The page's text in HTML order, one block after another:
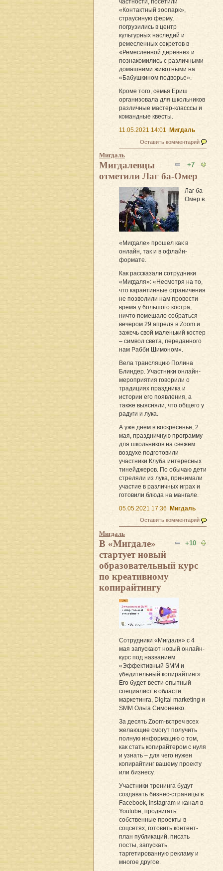
частности, посетили
«Контактный зоопарк»,
страусиную ферму,
погрузились в центр
культурных наследий и
ремесленных секретов в
«Ремесленной деревне» и
познакомились с различными
домашними животными на
«Бабушкином подворье».
Кроме того, семья Ериш
организовала для школьников
различные мастер-класссы и
командные квесты.
11.05.2021 14:01
Мигдаль
Оставить комментарий
Мигдаль
+7
Мигдалевцы
отметили Лаг ба-Омер
Лаг ба-
Омер в
«Мигдале» прошел как в
онлайн, так и в офлайн-
формате.
Как рассказали сотрудники
«Мигдаля»: «Несмотря на то,
что карантинные ограничения
не позволили нам провести
время у большого костра,
ничто помешало собраться
вечером 29 апреля в Zoom и
зажечь свой маленький костер
– символ света, переданного
нам Рабби Шимоном».
Вела трансляцию Полина
Блиндер. Участники онлайн-
мероприятия говорили о
традициях праздника и
истории его появления, а
также выясняли, что общего у
радуги и лука.
А уже днем в воскресенье, 2
мая, праздничную программу
для школьников на свежем
воздухе подготовили
участники Клуба интересных
тинейджеров. По обычаю дети
стреляли из лука, принимали
участие в различных играх и
готовили блюда на мангале.
05.05.2021 17:36
Мигдаль
Оставить комментарий
Мигдаль
+10
В «Мигдале»
стартует новый
образовательный курс
по креативному
копирайтингу
Сотрудники «Мигдаля» с 4
мая запускают новый онлайн-
курс под названием
«Эффективный SMM и
убедительный копирайтинг».
Его будет вести опытный
специалист в области
маркетинга, Digital marketing и
SMM Ольга Симоненко.
За десять Zoom-встреч всех
желающие смогут получить
полную информацию о том,
как стать копирайтером с нуля
и узнать – для чего нужен
копирайтинг вашему проекту
или бизнесу.
Участники тренинга будут
создавать бизнес-страницы в
Facebook, Instagram и канал в
Youtube, продвигать
собственные проекты в
соцсетях, готовить контент-
план публикаций, писать
посты, запускать
таргетированную рекламу и
многое другое.